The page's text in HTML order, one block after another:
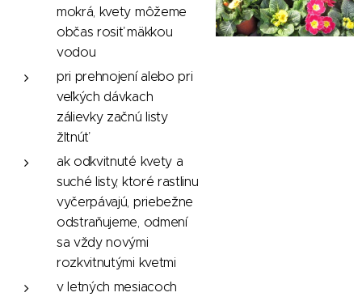
mokrá, kvety môžeme
občas rosiť mäkkou
vodou
pri prehnojení alebo pri
veľkých dávkach
zálievky začnú listy
žltnúť
ak odkvitnuté kvety a
suché listy, ktoré rastlinu
vyčerpávajú, priebežne
odstraňujeme, odmení
sa vždy novými
rozkvitnutými kvetmi
v letných mesiacoch